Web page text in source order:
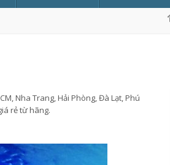
Nha Trang, Hải Phòng, Đà Lạt, Phú
rẻ từ hãng.